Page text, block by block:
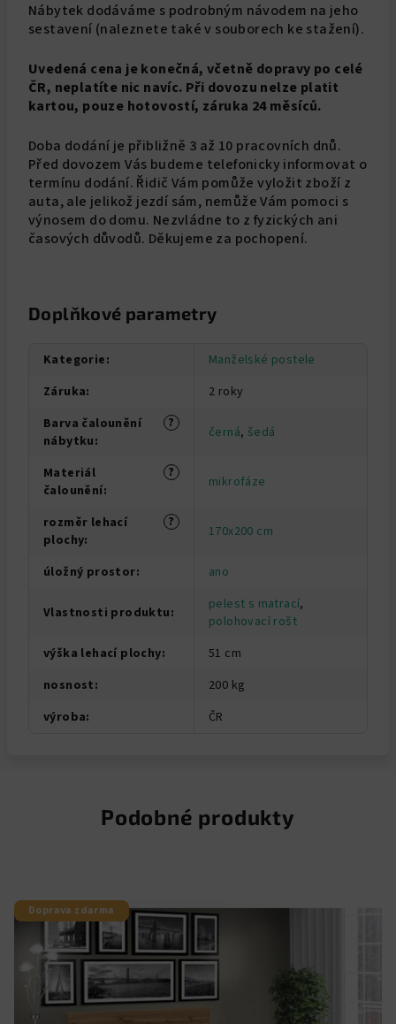
Nábytek dodáváme s podrobným návodem na jeho
sestavení (naleznete také v souborech ke stažení).
Uvedená cena je konečná, včetně dopravy po celé
ČR, neplatíte nic navíc. Při dovozu nelze platit
kartou, pouze hotovostí, záruka 24 měsíců.
Doba dodání je přibližně 3 až 10 pracovních dnů.
Před dovozem Vás budeme telefonicky informovat o
termínu dodání. Řidič Vám pomůže vyložit zboží z
auta, ale jelikož jezdí sám, nemůže Vám pomoci s
výnosem do domu. Nezvládne to z fyzických ani
časových důvodů. Děkujeme za pochopení.
Doplňkové parametry
Kategorie:
Manželské postele
Záruka:
2 roky
?
Barva čalounění
nábytku: černá, šedá
?
Materiál
čalounění: mikrofáze
?
rozměr lehací
plochy: 170x200 cm
úložný prostor: ano
Vlastnosti produktu: pelest s matrací,
polohovací rošt
výška lehací plochy:
51 cm
nosnost:
200 kg
výroba: ČR
Podobné produkty
Doprava zdarma